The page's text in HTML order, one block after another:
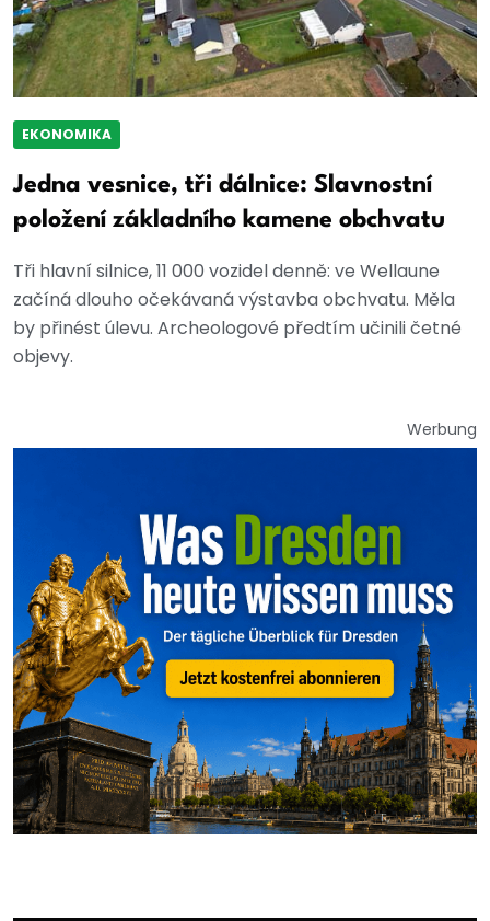
EKONOMIKA
Jedna vesnice, tři dálnice: Slavnostní
položení základního kamene obchvatu
Tři hlavní silnice, 11 000 vozidel denně: ve Wellaune
začíná dlouho očekávaná výstavba obchvatu. Měla
by přinést úlevu. Archeologové předtím učinili četné
objevy.
Werbung